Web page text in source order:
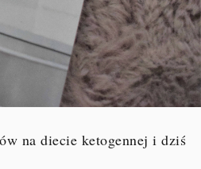
na diecie ketogennej i dziś